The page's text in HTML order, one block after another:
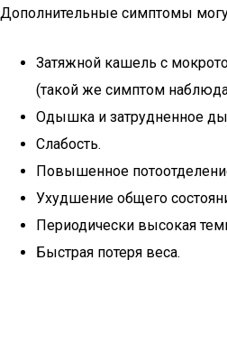
Дополнительные симптомы
Затяжной кашель с
(такой же симптом
Одышка и затрудненное
Слабость.
Повышенное
Ухудшение общего
Периодически высокая
Быстрая потеря веса.